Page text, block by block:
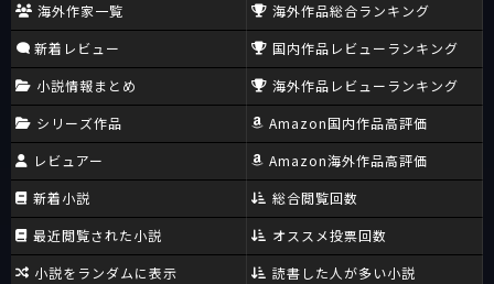
海外作家一覧
新着レビュー
小説情報まとめ
シリーズ作品
レビュアー
新着小説
最近閲覧された小説
小説をランダムに表示
海外作品総合ランキング
国内作品レビューランキング
海外作品レビューランキング
Amazon国内作品高評価
Amazon海外作品高評価
総合閲覧回数
オススメ投票回数
読書した人が多い小説